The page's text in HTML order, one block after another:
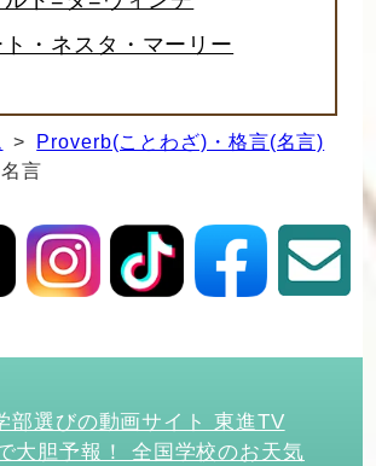
ト・ネスタ・マーリー
>
Proverb(ことわざ)・格言(名言)
言
部選びの動画サイト 東進TV
大胆予報！ 全国学校のお天気